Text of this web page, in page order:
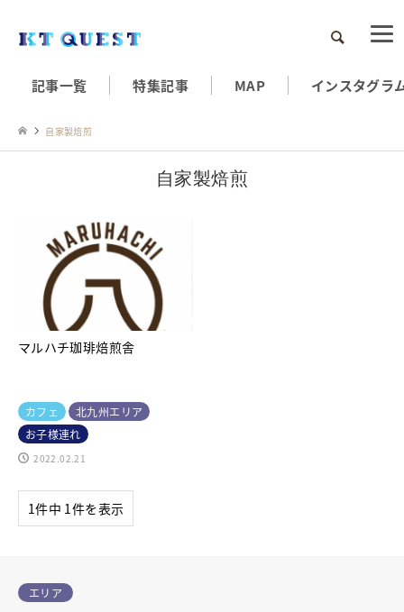
検索
記事一覧 特集記事 MAP インスタグラ
自家製焙煎
自家製焙煎
マルハチ珈琲焙煎舎
カフェ
北九州エリア
お子様連れ
2022.02.21
1件中 1件を表示
エリア